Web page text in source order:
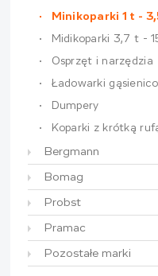
Minikoparki 1 t -
Midikoparki 3,7 t -
Osprzęt i narzędzia
Ładowarki
Dumpery
Koparki z krótką
Bergmann
Bomag
Probst
Pramac
Pozostałe marki